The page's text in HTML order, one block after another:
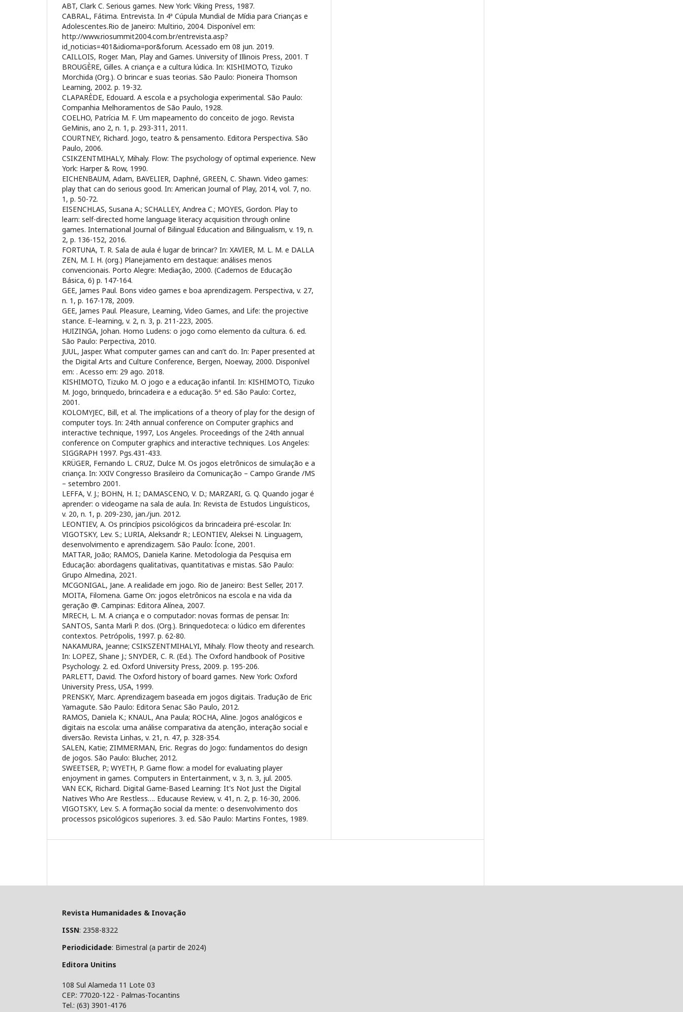
ABT, Clark C. Serious games. New York: Viking Press, 1987.
CABRAL, Fátima. Entrevista. In 4ª Cúpula Mundial de Mídia para Crianças e
Adolescentes.Rio de Janeiro: Multirio, 2004. Disponível em:
http://www.riosummit2004.com.br/entrevista.asp?
id_noticias=401&idioma=por&forum. Acessado em 08 jun. 2019.
CAILLOIS, Roger. Man, Play and Games. University of Illinois Press, 2001. T
BROUGÈRE, Gilles. A criança e a cultura lúdica. In: KISHIMOTO, Tizuko
Morchida (Org.). O brincar e suas teorias. São Paulo: Pioneira Thomson
Learning, 2002. p. 19-32.
CLAPARÈDE, Edouard. A escola e a psychologia experimental. São Paulo:
Companhia Melhoramentos de São Paulo, 1928.
COELHO, Patrícia M. F. Um mapeamento do conceito de jogo. Revista
GeMinis, ano 2, n. 1, p. 293-311, 2011.
COURTNEY, Richard. Jogo, teatro & pensamento. Editora Perspectiva. São
Paulo, 2006.
CSIKZENTMIHALY, Mihaly. Flow: The psychology of optimal experience. New
York: Harper & Row, 1990.
EICHENBAUM, Adam, BAVELIER, Daphné, GREEN, C. Shawn. Video games:
play that can do serious good. In: American Journal of Play, 2014, vol. 7, no.
1, p. 50-72.
EISENCHLAS, Susana A.; SCHALLEY, Andrea C.; MOYES, Gordon. Play to
learn: self-directed home language literacy acquisition through online
games. International Journal of Bilingual Education and Bilingualism, v. 19, n.
2, p. 136-152, 2016.
FORTUNA, T. R. Sala de aula é lugar de brincar? In: XAVIER, M. L. M. e DALLA
ZEN, M. I. H. (org.) Planejamento em destaque: análises menos
convencionais. Porto Alegre: Mediação, 2000. (Cadernos de Educação
Básica, 6) p. 147-164.
GEE, James Paul. Bons video games e boa aprendizagem. Perspectiva, v. 27,
n. 1, p. 167-178, 2009.
GEE, James Paul. Pleasure, Learning, Video Games, and Life: the projective
stance. E–learning, v. 2, n. 3, p. 211-223, 2005.
HUIZINGA, Johan. Homo Ludens: o jogo como elemento da cultura. 6. ed.
São Paulo: Perpectiva, 2010.
JUUL, Jasper. What computer games can and can’t do. In: Paper presented at
the Digital Arts and Culture Conference, Bergen, Noeway, 2000. Disponível
em: . Acesso em: 29 ago. 2018.
KISHIMOTO, Tizuko M. O jogo e a educação infantil. In: KISHIMOTO, Tizuko
M. Jogo, brinquedo, brincadeira e a educação. 5ª ed. São Paulo: Cortez,
2001.
KOLOMYJEC, Bill, et al. The implications of a theory of play for the design of
computer toys. In: 24th annual conference on Computer graphics and
interactive technique, 1997, Los Angeles. Proceedings of the 24th annual
conference on Computer graphics and interactive techniques. Los Angeles:
SIGGRAPH 1997. Pgs.431-433.
KRÜGER, Fernando L. CRUZ, Dulce M. Os jogos eletrônicos de simulação e a
criança. In: XXIV Congresso Brasileiro da Comunicação – Campo Grande /MS
– setembro 2001.
LEFFA, V. J.; BOHN, H. I.; DAMASCENO, V. D.; MARZARI, G. Q. Quando jogar é
aprender: o videogame na sala de aula. In: Revista de Estudos Linguísticos,
v. 20, n. 1, p. 209-230, jan./jun. 2012.
LEONTIEV, A. Os princípios psicológicos da brincadeira pré-escolar. In:
VIGOTSKY, Lev. S.; LURIA, Aleksandr R.; LEONTIEV, Aleksei N. Linguagem,
desenvolvimento e aprendizagem. São Paulo: Ícone, 2001.
MATTAR, João; RAMOS, Daniela Karine. Metodologia da Pesquisa em
Educação: abordagens qualitativas, quantitativas e mistas. São Paulo:
Grupo Almedina, 2021.
MCGONIGAL, Jane. A realidade em jogo. Rio de Janeiro: Best Seller, 2017.
MOITA, Filomena. Game On: jogos eletrônicos na escola e na vida da
geração @. Campinas: Editora Alínea, 2007.
MRECH, L. M. A criança e o computador: novas formas de pensar. In:
SANTOS, Santa Marli P. dos. (Org.). Brinquedoteca: o lúdico em diferentes
contextos. Petrópolis, 1997. p. 62-80.
NAKAMURA, Jeanne; CSIKSZENTMIHALYI, Mihaly. Flow theoty and research.
In: LOPEZ, Shane J.; SNYDER, C. R. (Ed.). The Oxford handbook of Positive
Psychology. 2. ed. Oxford University Press, 2009. p. 195-206.
PARLETT, David. The Oxford history of board games. New York: Oxford
University Press, USA, 1999.
PRENSKY, Marc. Aprendizagem baseada em jogos digitais. Tradução de Eric
Yamagute. São Paulo: Editora Senac São Paulo, 2012.
RAMOS, Daniela K.; KNAUL, Ana Paula; ROCHA, Aline. Jogos analógicos e
digitais na escola: uma análise comparativa da atenção, interação social e
diversão. Revista Linhas, v. 21, n. 47, p. 328-354.
SALEN, Katie; ZIMMERMAN, Eric. Regras do Jogo: fundamentos do design
de jogos. São Paulo: Blucher, 2012.
SWEETSER, P.; WYETH, P. Game flow: a model for evaluating player
enjoyment in games. Computers in Entertainment, v. 3, n. 3, jul. 2005.
VAN ECK, Richard. Digital Game-Based Learning: It's Not Just the Digital
Natives Who Are Restless…. Educause Review, v. 41, n. 2, p. 16-30, 2006.
VIGOTSKY, Lev. S. A formação social da mente: o desenvolvimento dos
processos psicológicos superiores. 3. ed. São Paulo: Martins Fontes, 1989.
Revista Humanidades & Inovação
ISSN: 2358-8322
Periodicidade: Bimestral (a partir de 2024)
Editora Unitins
108 Sul Alameda 11 Lote 03
CEP.: 77020-122 - Palmas-Tocantins
Tel.: (63) 3901-4176